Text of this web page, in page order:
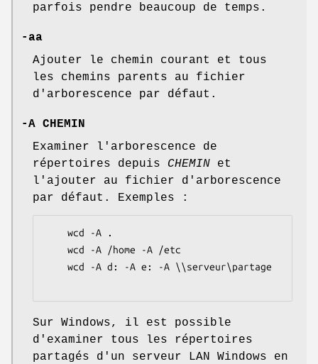
parfois pendre beaucoup de temps.
-aa
Ajouter le chemin courant et tous
les chemins parents au fichier
d'arborescence par défaut.
-A CHEMIN
Examiner l'arborescence de
répertoires depuis CHEMIN et
l'ajouter au fichier d'arborescence
par défaut. Exemples :
Sur Windows, il est possible
d'examiner tous les répertoires
partagés d'un serveur LAN Windows en